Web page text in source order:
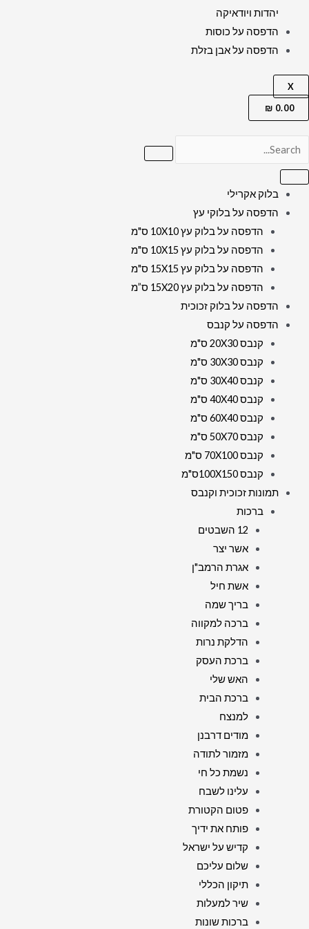
יהדות ויודאיקה
הדפסה על כוסות
הדפסה על אבן בזלת
X
0.00
₪
בלוק אקרילי
הדפסה על בלוקי עץ
הדפסה על בלוק עץ 10X10 ס"מ
הדפסה על בלוק עץ 10X15 ס"מ
הדפסה על בלוק עץ 15X15 ס"מ
הדפסה על בלוק עץ 15X20 ס”מ
הדפסה על בלוק זכוכית
הדפסה על קנבס
קנבס 20X30 ס"מ
קנבס 30X30 ס"מ
קנבס 30X40 ס"מ
קנבס 40X40 ס"מ
קנבס 60X40 ס"מ
קנבס 50X70 ס"מ
קנבס 70X100 ס"מ
קנבס 100X150ס"מ
תמונות זכוכית וקנבס
ברכות
12 השבטים
אשר יצר
אגרת הרמב"ן
אשת חיל
בריך שמה
ברכה למקווה
הדלקת נרות
ברכת העסק
האש שלי
ברכת הבית
למנצח
מודים דרבנן
מזמור לתודה
נשמת כל חי
עלינו לשבח
פטום הקטורת
פותח את ידיך
קדיש על ישראל
שלום עליכם
תיקון הכללי
שיר למעלות
ברכות שונות